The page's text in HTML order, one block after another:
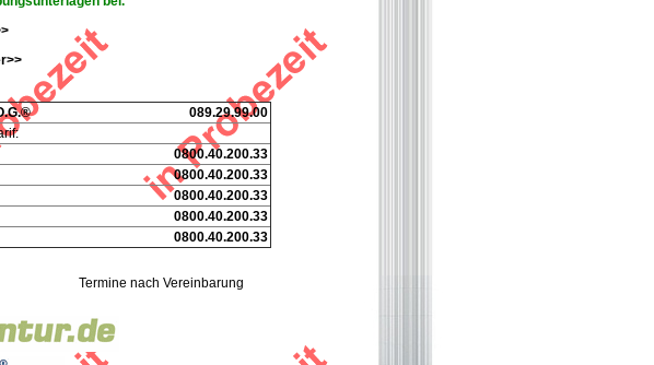
089.29.99.00
0800.40.200.33
0800.40.200.33
0800.40.200.33
0800.40.200.33
0800.40.200.33
Termine nach Vereinbarung